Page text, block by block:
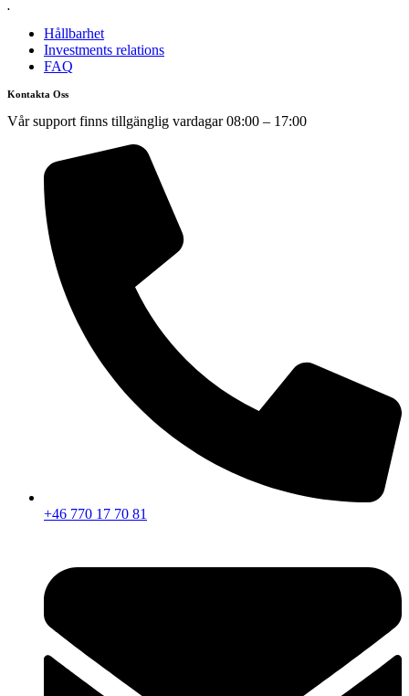
.
Hållbarhet
Investments relations
FAQ
Kontakta Oss
Vår support finns tillgänglig vardagar08:00 – 17:00
+46 770 17 70 81